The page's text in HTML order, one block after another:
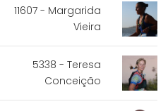
11607 - Margarida
Vieira
5338 - Teresa
Conceição